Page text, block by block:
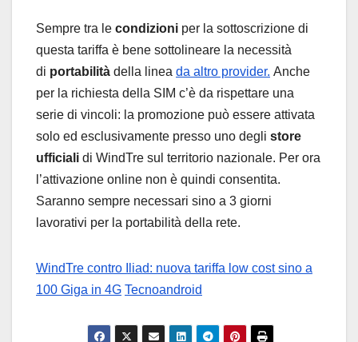
Sempre tra le condizioni per la sottoscrizione di
questa tariffa è bene sottolineare la necessità
di portabilità della linea da altro provider. Anche
per la richiesta della SIM c’è da rispettare una
serie di vincoli: la promozione può essere attivata
solo ed esclusivamente presso uno degli store
ufficiali di WindTre sul territorio nazionale. Per ora
l’attivazione online non è quindi consentita.
Saranno sempre necessari sino a 3 giorni
lavorativi per la portabilità della rete.
WindTre contro Iliad: nuova tariffa low cost sino a
100 Giga in 4G Tecnoandroid